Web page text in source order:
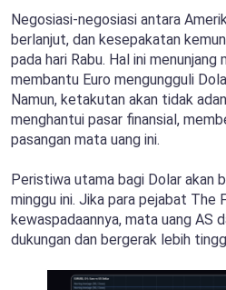
Negosiasi-negosiasi antara
berlanjut, dan kesepakatan
pada hari Rabu. Hal ini
membantu Euro mengungguli
Namun, ketakutan akan tidak
menghantui pasar finansial,
pasangan mata uang ini.
Peristiwa utama bagi Dolar akan
minggu ini. Jika para pejabat The
kewaspadaannya, mata uang AS
dukungan dan bergerak lebih